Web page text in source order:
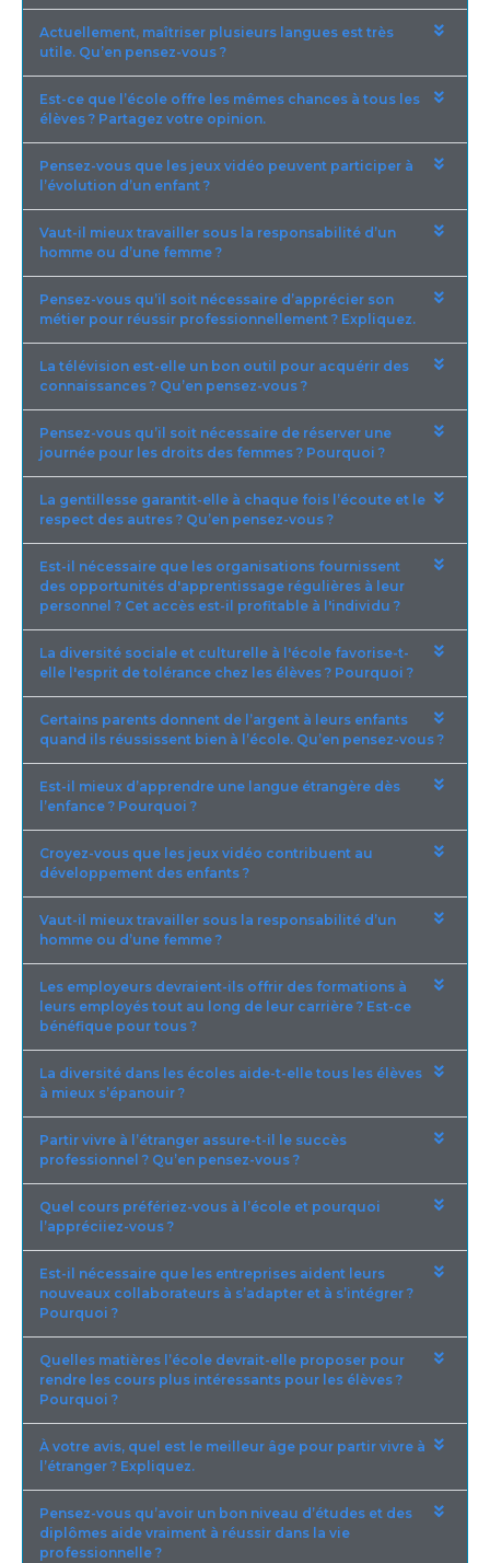
Actuellement, maîtriser plusieurs langues est très
utile. Qu’en pensez-vous ?
Est-ce que l’école offre les mêmes chances à tous les
élèves ? Partagez votre opinion.
Pensez-vous que les jeux vidéo peuvent participer à
l’évolution d’un enfant ?
Vaut-il mieux travailler sous la responsabilité d’un
homme ou d’une femme ?
Pensez-vous qu’il soit nécessaire d’apprécier son
métier pour réussir professionnellement ? Expliquez.
La télévision est-elle un bon outil pour acquérir des
connaissances ? Qu’en pensez-vous ?
Pensez-vous qu’il soit nécessaire de réserver une
journée pour les droits des femmes ? Pourquoi ?
La gentillesse garantit-elle à chaque fois l’écoute et le
respect des autres ? Qu’en pensez-vous ?
Est-il nécessaire que les organisations fournissent
des opportunités d'apprentissage régulières à leur
personnel ? Cet accès est-il profitable à l'individu ?
La diversité sociale et culturelle à l'école favorise-t-
elle l'esprit de tolérance chez les élèves ? Pourquoi ?
Certains parents donnent de l’argent à leurs enfants
quand ils réussissent bien à l’école. Qu’en pensez-vous ?
Est-il mieux d’apprendre une langue étrangère dès
l’enfance ? Pourquoi ?
Croyez-vous que les jeux vidéo contribuent au
développement des enfants ?
Vaut-il mieux travailler sous la responsabilité d’un
homme ou d’une femme ?
Les employeurs devraient-ils offrir des formations à
leurs employés tout au long de leur carrière ? Est-ce
bénéfique pour tous ?
La diversité dans les écoles aide-t-elle tous les élèves
à mieux s’épanouir ?
Partir vivre à l’étranger assure-t-il le succès
professionnel ? Qu’en pensez-vous ?
Quel cours préfériez-vous à l’école et pourquoi
l’appréciiez-vous ?
Est-il nécessaire que les entreprises aident leurs
nouveaux collaborateurs à s’adapter et à s’intégrer ?
Pourquoi ?
Quelles matières l’école devrait-elle proposer pour
rendre les cours plus intéressants pour les élèves ?
Pourquoi ?
À votre avis, quel est le meilleur âge pour partir vivre à
l’étranger ? Expliquez.
Pensez-vous qu’avoir un bon niveau d’études et des
diplômes aide vraiment à réussir dans la vie
professionnelle ?